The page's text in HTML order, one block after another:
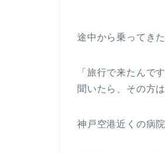
途中から乗ってき
「旅行で来たんで
聞いたら、その方
神戸空港近くの病